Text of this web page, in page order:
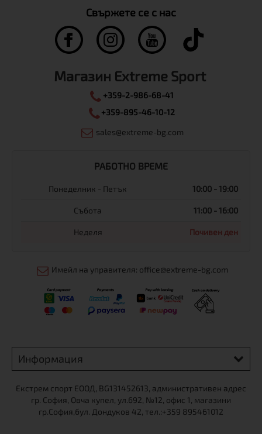
Свържете се с нас
Магазин Extreme Sport
+359-2-986-68-41
+359-895-46-10-12
sales@extreme-bg.com
РАБОТНО ВРЕМЕ
Понеделник - Петък 10:00 - 19:00
Събота 11:00 - 16:00
Неделя Почивен ден
Имейл на управителя: office@extreme-bg.com
Информация
Екстрем спорт ЕООД, BG131452613, административен адрес
гр. София, Овча купел, ул.692, №12, офис 1, магазини
гр.София,бул. Дондуков 42, тел.:+359 895461012